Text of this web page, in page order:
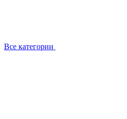
Все категории